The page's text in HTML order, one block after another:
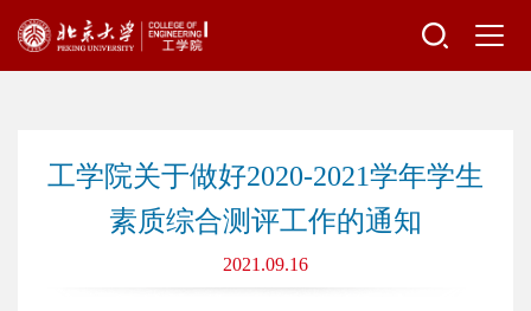
工学院关于做好2020-2021学年学生
素质综合测评工作的通知
2021.09.16